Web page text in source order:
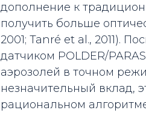
дополнение к
получить больше
2001; Tanré et al., 2011).
датчиком POLDER/
аэрозолей в точном
незначительный вклад,
рациональном